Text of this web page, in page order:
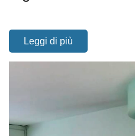
Leggi di più